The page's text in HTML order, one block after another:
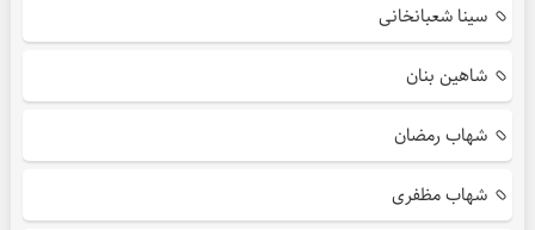
سینا شعبانخانی
شاهین بنان
شهاب رمضان
شهاب مظفری